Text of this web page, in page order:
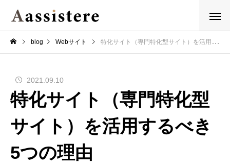
blog Webサイト 特化サイト（専門特化型サイト）を活用するべき5つの理由
2021.09.10
特化サイト（専門特化型
サイト）を活用するべき
5つの理由